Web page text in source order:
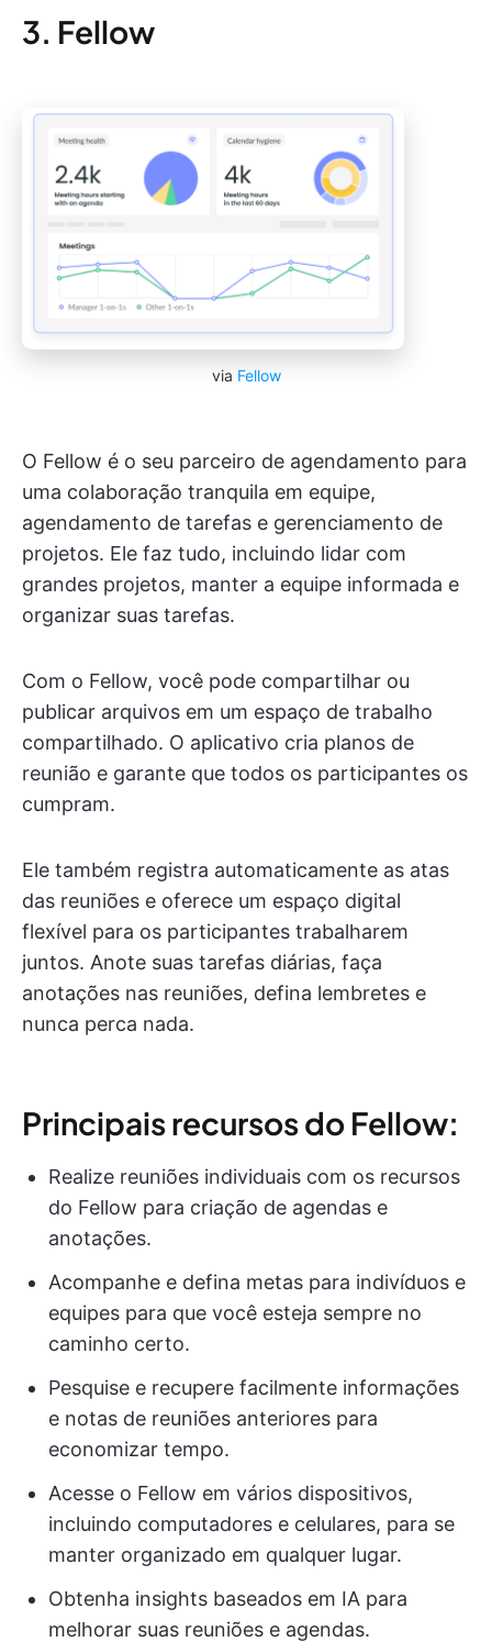
3. Fellow
via Fellow
O Fellow é o seu parceiro de agendamento para
uma colaboração tranquila em equipe,
agendamento de tarefas e gerenciamento de
projetos. Ele faz tudo, incluindo lidar com
grandes projetos, manter a equipe informada e
organizar suas tarefas.
Com o Fellow, você pode compartilhar ou
publicar arquivos em um espaço de trabalho
compartilhado. O aplicativo cria planos de
reunião e garante que todos os participantes os
cumpram.
Ele também registra automaticamente as atas
das reuniões e oferece um espaço digital
flexível para os participantes trabalharem
juntos. Anote suas tarefas diárias, faça
anotações nas reuniões, defina lembretes e
nunca perca nada.
Principais recursos do Fellow:
Realize reuniões individuais com os recursos
do Fellow para criação de agendas e
anotações.
Acompanhe e defina metas para indivíduos e
equipes para que você esteja sempre no
caminho certo.
Pesquise e recupere facilmente informações
e notas de reuniões anteriores para
economizar tempo.
Acesse o Fellow em vários dispositivos,
incluindo computadores e celulares, para se
manter organizado em qualquer lugar.
Obtenha insights baseados em IA para
melhorar suas reuniões e agendas.